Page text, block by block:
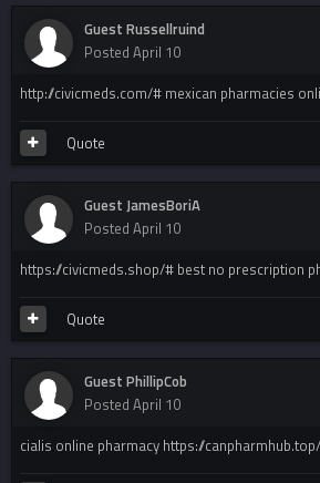
Guest Russellruind
Posted April 10
http://civicmeds.com/# mexican pharmacies
Quote
Guest JamesBoriA
Posted April 10
https://civicmeds.shop/# best no prescription
Quote
Guest PhillipCob
Posted April 10
cialis online pharmacy https://